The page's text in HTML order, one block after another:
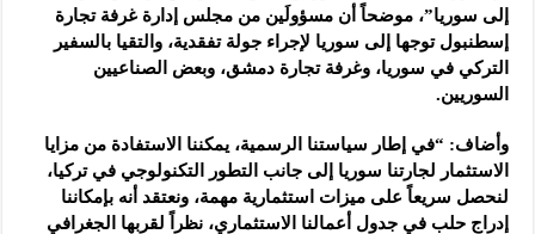
إلى سوريا”، موضحاً أن مسؤولَين من مجلس إدارة غرفة تجارة
إسطنبول توجها إلى سوريا لإجراء جولة تفقدية، والتقيا بالسفير
التركي في سوريا، وغرفة تجارة دمشق، وبعض الصناعيين
السوريين.
وأضاف: “في إطار سياستنا الرسمية، يمكننا الاستفادة من مزايا
الاستثمار لجارتنا سوريا إلى جانب التطور التكنولوجي في تركيا،
لنحصل سريعاً على ميزات استثمارية مهمة، ونعتقد أنه بإمكاننا
إدراج حلب في جدول أعمالنا الاستثماري، نظراً لقربها الجغرافي